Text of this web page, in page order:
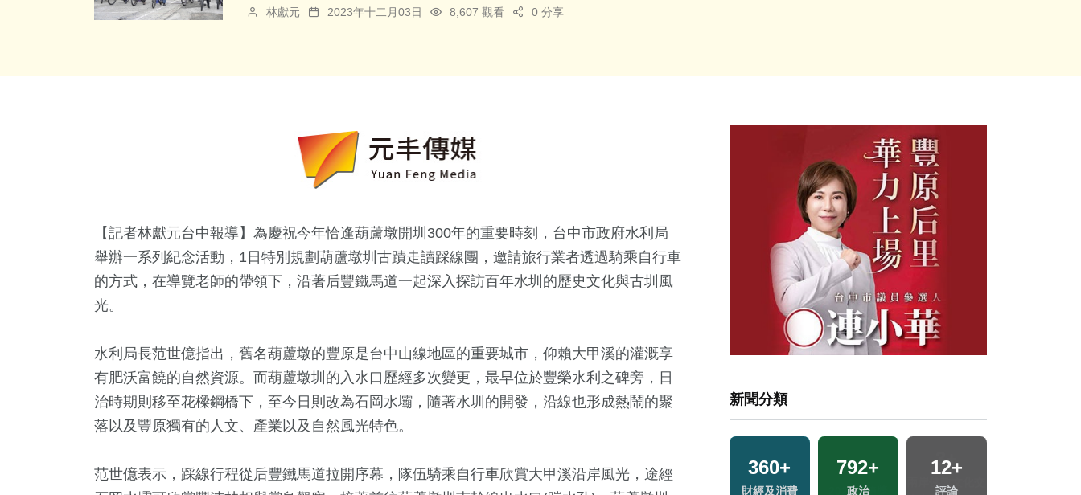
林獻元 2023年十二月03日 8,607 觀看 0 分享
【記者林獻元台中報導】為慶祝今年恰逢葫蘆墩開圳300年的重要時刻，台中市政府水利局
舉辦一系列紀念活動，1日特別規劃葫蘆墩圳古蹟走讀踩線團，邀請旅行業者透過騎乘自行車
的方式，在導覽老師的帶領下，沿著后豐鐵馬道一起深入探訪百年水圳的歷史文化與古圳風
光。
水利局長范世億指出，舊名葫蘆墩的豐原是台中山線地區的重要城市，仰賴大甲溪的灌溉享
有肥沃富饒的自然資源。而葫蘆墩圳的入水口歷經多次變更，最早位於豐榮水利之碑旁，日
治時期則移至花樑鋼橋下，至今日則改為石岡水壩，隨著水圳的開發，沿線也形成熱鬧的聚
落以及豐原獨有的人文、產業以及自然風光特色。
范世億表示，踩線行程從后豐鐵馬道拉開序幕，隊伍騎乘自行車欣賞大甲溪沿岸風光，途經
新聞分類
+
美食
7 +
綜藝
1178+
生活
486+
文教
295+
旅遊
0+
2023金鐘獎
兩岸佛教文化交
360+
財經及消費
792+
政治
12+
評論